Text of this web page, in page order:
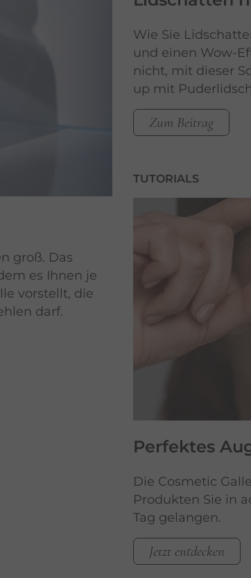
groß. Das
es Ihnen je
vorstellt, die
darf.
Wie Sie
und einen Wow-
nicht, mit dieser
up mit
Zum Beitrag
TUTORIALS
Perfektes
Die Cosmetic
Produkten Sie in
Tag gelangen.
Jetzt entdecken